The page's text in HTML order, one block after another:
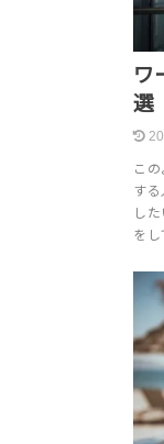
ワ
選
こ
する
し
をし